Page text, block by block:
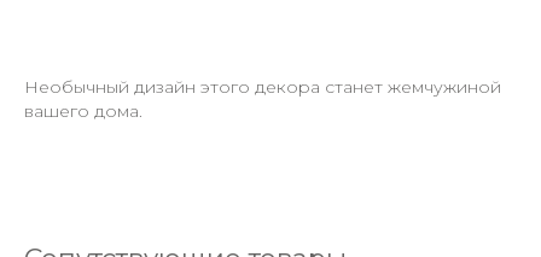
Необычный дизайн этого декора станет жемчужиной
вашего дома.